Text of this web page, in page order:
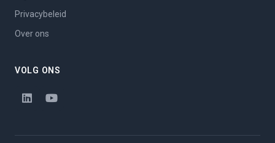
Privacybeleid
Over ons
VOLG ONS